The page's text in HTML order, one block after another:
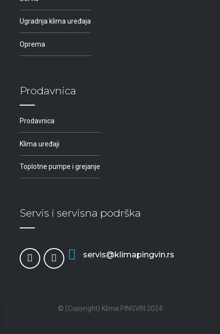
Ugradnja klima uređaja
Oprema
Prodavnica
Prodavnica
Klima uređaji
Toplotne pumpe i grejanje
Servis i servisna podrška
servis@klimapingvin.rs
© (Copyright) Klima PINGVIN 2024